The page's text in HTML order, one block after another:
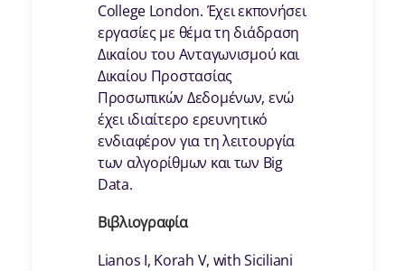
College London. Έχει εκπονήσει
εργασίες με θέμα τη διάδραση
Δικαίου του Ανταγωνισμού και
Δικαίου Προστασίας
Προσωπικών Δεδομένων, ενώ
έχει ιδιαίτερο ερευνητικό
ενδιαφέρον για τη λειτουργία
των αλγορίθμων και των Big
Data.
Βιβλιογραφία
Lianos I, Korah V, with Siciliani